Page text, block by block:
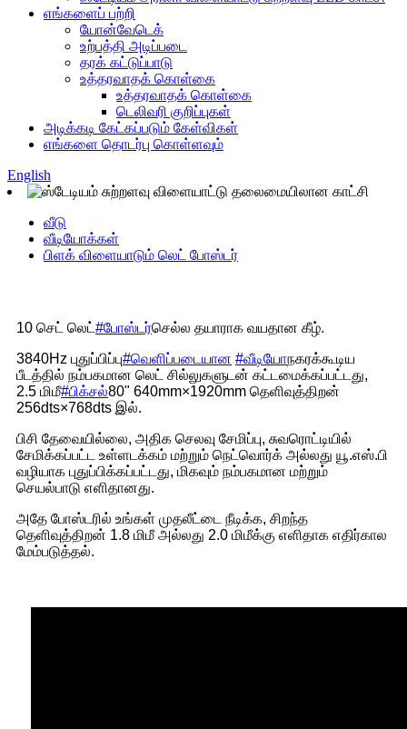
எங்களைப் பற்றி
யோன்வேடெக்
உற்பத்தி அடிப்படை
தரக் கட்டுப்பாடு
உத்தரவாதக் கொள்கை
உத்தரவாதக் கொள்கை
டெலிவரி குறிப்புகள்
அடிக்கடி கேட்கப்படும் கேள்விகள்
எங்களை தொடர்பு கொள்ளவும்
English
வீடு
வீடியோக்கள்
பிளக் விளையாடும் லெட் போஸ்டர்
10 செட் லெட் #போஸ்டர்செல்ல தயாராக வயதான கீழ்.
3840Hz புதுப்பிப்பு#வெளிப்படையான #வீடியோநகரக்கூடிய
பீடத்தில் நம்பகமான லெட் சில்லுகளுடன் கட்டமைக்கப்பட்டது,
2.5 மிமீ#பிக்சல்80" 640mm×1920mm தெளிவுத்திறன்
256dts×768dts இல்.
பிசி தேவையில்லை, அதிக செலவு சேமிப்பு, சுவரொட்டியில்
சேமிக்கப்பட்ட உள்ளடக்கம் மற்றும் நெட்வொர்க் அல்லது யூ.எஸ்.பி
வழியாக புதுப்பிக்கப்பட்டது, மிகவும் நம்பகமான மற்றும்
செயல்பாடு எளிதானது.
அதே போஸ்டரில் உங்கள் முதலீட்டை நீடிக்க, சிறந்த
தெளிவுத்திறன் 1.8 மிமீ அல்லது 2.0 மிமீக்கு எளிதாக எதிர்கால
மேம்படுத்தல்.